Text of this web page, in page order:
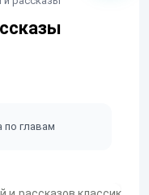
по главам